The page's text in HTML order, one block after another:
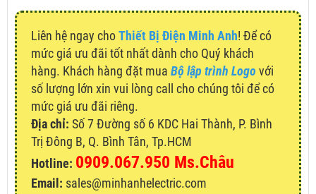
Liên hệ ngay choThiết Bị Điện Minh Anh! Để có
mức giá ưu đãi tốt nhất dành cho Quý khách
hàng. Khách hàng đặt mua Bộ lập trình Logo với
số lượng lớn xin vui lòng call cho chúng tôi để có
mức giá ưu đãi riêng.
Địa chỉ: Số 7 Đường số 6 KDC Hai Thành, P. Bình
Trị Đông B, Q. Bình Tân, Tp.HCM
Hotline: 0909.067.950 Ms.Châu
Email: sales@minhanhelectric.com